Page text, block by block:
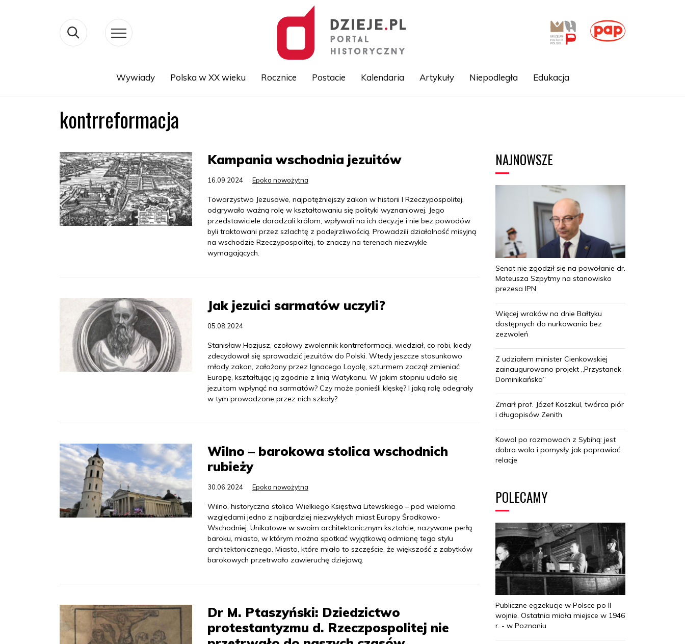
Wywiady Polska w XX wieku Rocznice Postacie Kalendaria Artykuły Niepodległa Edukacja
kontrreformacja
Kampania wschodnia jezuitów
16.09.2024 Epoka nowożytna
Towarzystwo Jezusowe, najpotężniejszy zakon w historii I Rzeczypospolitej,
odgrywało ważną rolę w kształtowaniu się polityki wyznaniowej. Jego
przedstawiciele doradzali królom, wpływali na ich decyzje i nie bez powodów
byli traktowani przez szlachtę z podejrzliwością. Prowadzili działalność misyjną
na wschodzie Rzeczypospolitej, to znaczy na terenach niezwykle
wymagających.
Jak jezuici sarmatów uczyli?
05.08.2024
Stanisław Hozjusz, czołowy zwolennik kontrreformacji, wiedział, co robi, kiedy
zdecydował się sprowadzić jezuitów do Polski. Wtedy jeszcze stosunkowo
młody zakon, założony przez Ignacego Loyolę, szturmem zaczął zmieniać
Europę, kształtując ją zgodnie z linią Watykanu. W jakim stopniu udało się
jezuitom wpłynąć na sarmatów? Czy może ponieśli klęskę? I jaką rolę odegrały
w tym prowadzone przez nich szkoły?
Wilno – barokowa stolica wschodnich
rubieży
30.06.2024 Epoka nowożytna
Wilno, historyczna stolica Wielkiego Księstwa Litewskiego – pod wieloma
względami jedno z najbardziej niezwykłych miast Europy Środkowo-
Wschodniej. Unikatowe w swoim architektonicznym kształcie, nazywane perłą
baroku, miasto, w którym można spotkać wyjątkową odmianę tego stylu
architektonicznego. Miasto, które miało to szczęście, że większość z zabytków
barokowych przetrwało zawieruchę dziejową.
Dr M. Ptaszyński: Dziedzictwo
protestantyzmu d. Rzeczpospolitej nie
NAJNOWSZE
Senat nie zgodził się na powołanie dr.
Mateusza Szpytmy na stanowisko
prezesa IPN
Więcej wraków na dnie Bałtyku
dostępnych do nurkowania bez
zezwoleń
Z udziałem minister Cienkowskiej
zainaugurowano projekt „Przystanek
Dominikańska”
Zmarł prof. Józef Koszkul, twórca piór
i długopisów Zenith
Kowal po rozmowach z Sybihą: jest
dobra wola i pomysły, jak poprawiać
relacje
POLECAMY
Publiczne egzekucje w Polsce po II
wojnie. Ostatnia miała miejsce w 1946
r. - w Poznaniu